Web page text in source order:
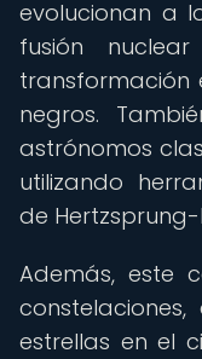
evolucionan a
fusión
transformación
negros.
astrónomos
utilizando
de Hertzsprung-
Además, este
estrellas en el